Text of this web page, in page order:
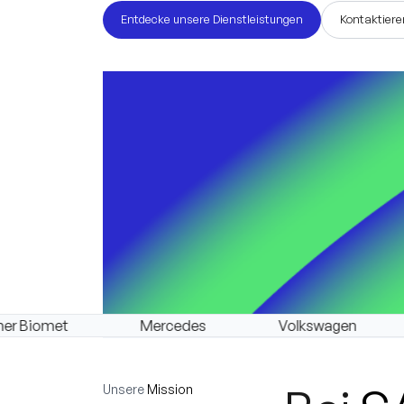
Entdecke unsere Dienstleistungen
Volkswagen
Unsere Mission